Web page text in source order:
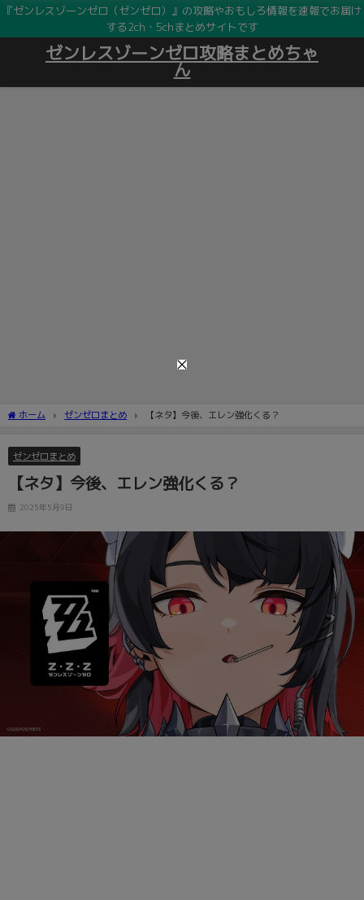
『ゼンレスゾーンゼロ（ゼンゼロ）』の攻略やおもしろ情報を速報でお届け
する2ch・5chまとめサイトです
ゼンレスゾーンゼロ攻略まとめちゃ
ん
ホーム ゼンゼロまとめ 【ネタ】今後、エレン強化くる？
ゼンゼロまとめ
【ネタ】今後、エレン強化くる？
2025年5月9日